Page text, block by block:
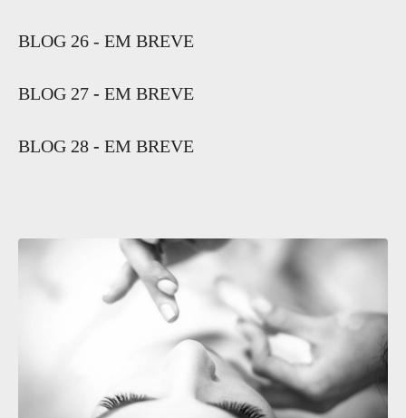
BLOG 26 - EM BREVE
BLOG 27 - EM BREVE
BLOG 28 - EM BREVE